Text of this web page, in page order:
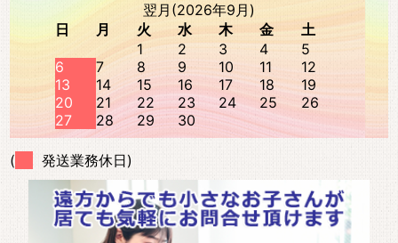
翌月(2026年9月)
日
月 火 水 木 金
土
1
2 3 4
5
6
7 8 9 10 11
12
13
14 15 16 17 18
19
20
21 22 23 24 25
26
27
28 29 30
( 発送業務休日)